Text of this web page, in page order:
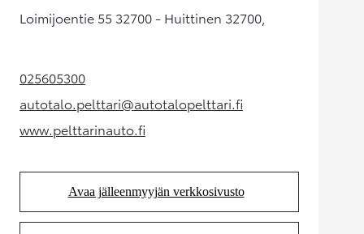
Loimijoentie 55 32700 - Huittinen 32700,
025605300(Aukeaa uudessa välilehdessä)
autotalo.pelttari@autotalopelttari.fi
(Aukeaa uudessa välilehdessä)
www.pelttarinauto.fi(Aukeaa uudessa välilehdessä)
Avaa jälleenmyyjän verkkosivusto
(Aukeaa uudessa välilehdessä)